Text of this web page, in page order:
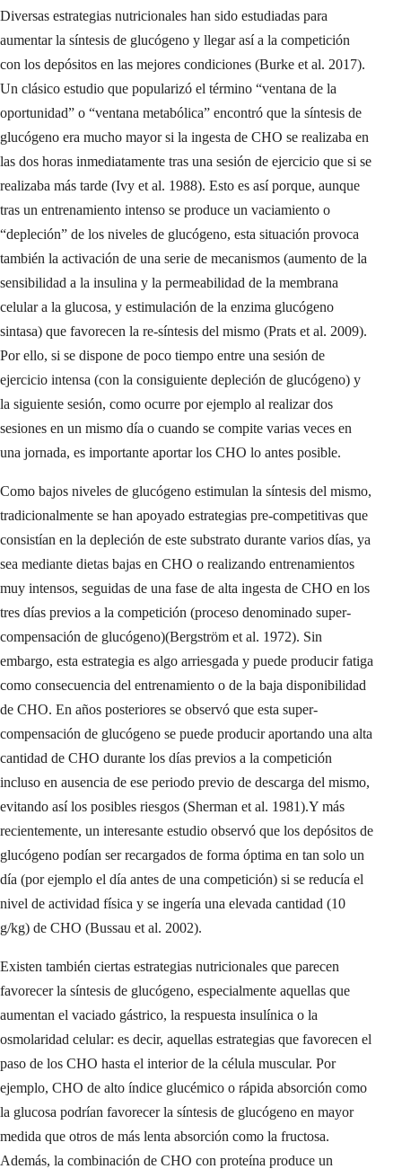
Diversas estrategias nutricionales han sido estudiadas para
aumentar la síntesis de glucógeno y llegar así a la competición
con los depósitos en las mejores condiciones (Burke et al. 2017).
Un clásico estudio que popularizó el término “ventana de la
oportunidad” o “ventana metabólica” encontró que la síntesis de
glucógeno era mucho mayor si la ingesta de CHO se realizaba en
las dos horas inmediatamente tras una sesión de ejercicio que si se
realizaba más tarde (Ivy et al. 1988). Esto es así porque, aunque
tras un entrenamiento intenso se produce un vaciamiento o
“depleción” de los niveles de glucógeno, esta situación provoca
también la activación de una serie de mecanismos (aumento de la
sensibilidad a la insulina y la permeabilidad de la membrana
celular a la glucosa, y estimulación de la enzima glucógeno
sintasa) que favorecen la re-síntesis del mismo (Prats et al. 2009).
Por ello, si se dispone de poco tiempo entre una sesión de
ejercicio intensa (con la consiguiente depleción de glucógeno) y
la siguiente sesión, como ocurre por ejemplo al realizar dos
sesiones en un mismo día o cuando se compite varias veces en
una jornada, es importante aportar los CHO lo antes posible.
Como bajos niveles de glucógeno estimulan la síntesis del mismo,
tradicionalmente se han apoyado estrategias pre-competitivas que
consistían en la depleción de este substrato durante varios días, ya
sea mediante dietas bajas en CHO o realizando entrenamientos
muy intensos, seguidas de una fase de alta ingesta de CHO en los
tres días previos a la competición (proceso denominado super-
compensación de glucógeno)(Bergström et al. 1972). Sin
embargo, esta estrategia es algo arriesgada y puede producir fatiga
como consecuencia del entrenamiento o de la baja disponibilidad
de CHO. En años posteriores se observó que esta super-
compensación de glucógeno se puede producir aportando una alta
cantidad de CHO durante los días previos a la competición
incluso en ausencia de ese periodo previo de descarga del mismo,
evitando así los posibles riesgos (Sherman et al. 1981).Y más
recientemente, un interesante estudio observó que los depósitos de
glucógeno podían ser recargados de forma óptima en tan solo un
día (por ejemplo el día antes de una competición) si se reducía el
nivel de actividad física y se ingería una elevada cantidad (10
g/kg) de CHO (Bussau et al. 2002).
Existen también ciertas estrategias nutricionales que parecen
favorecer la síntesis de glucógeno, especialmente aquellas que
aumentan el vaciado gástrico, la respuesta insulínica o la
osmolaridad celular: es decir, aquellas estrategias que favorecen el
paso de los CHO hasta el interior de la célula muscular. Por
ejemplo, CHO de alto índice glucémico o rápida absorción como
la glucosa podrían favorecer la síntesis de glucógeno en mayor
medida que otros de más lenta absorción como la fructosa.
Además, la combinación de CHO con proteína produce un